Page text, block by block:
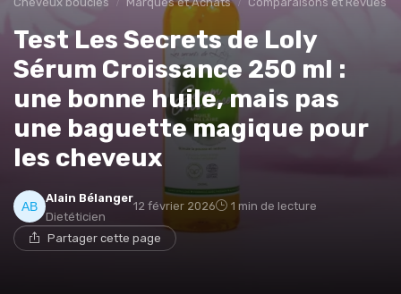
Test Les Secrets de Loly
Sérum Croissance 250 ml :
une bonne huile, mais pas
une baguette magique pour
les cheveux
Alain Bélanger
Dietéticien
12 février 2026 1 min de lecture
Partager cette page